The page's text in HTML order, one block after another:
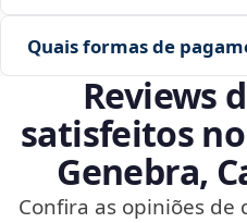
Quais formas de
Reviews
satisfeitos
Genebra,
Confira as opiniões de